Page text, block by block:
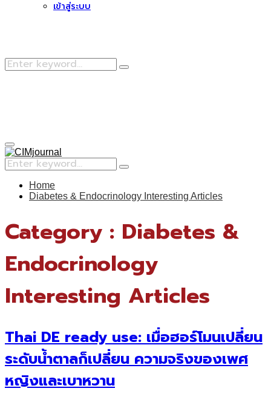
เข้าสู่ระบบ
Search
Search
Primary
Menu
Search
for:
Search
Home
Diabetes & Endocrinology Interesting Articles
Category : Diabetes &
Endocrinology
Interesting Articles
Thai DE ready use: เมื่อฮอร์โมนเปลี่ยน
ระดับน้ำตาลก็เปลี่ยน ความจริงของเพศ
หญิงและเบาหวาน